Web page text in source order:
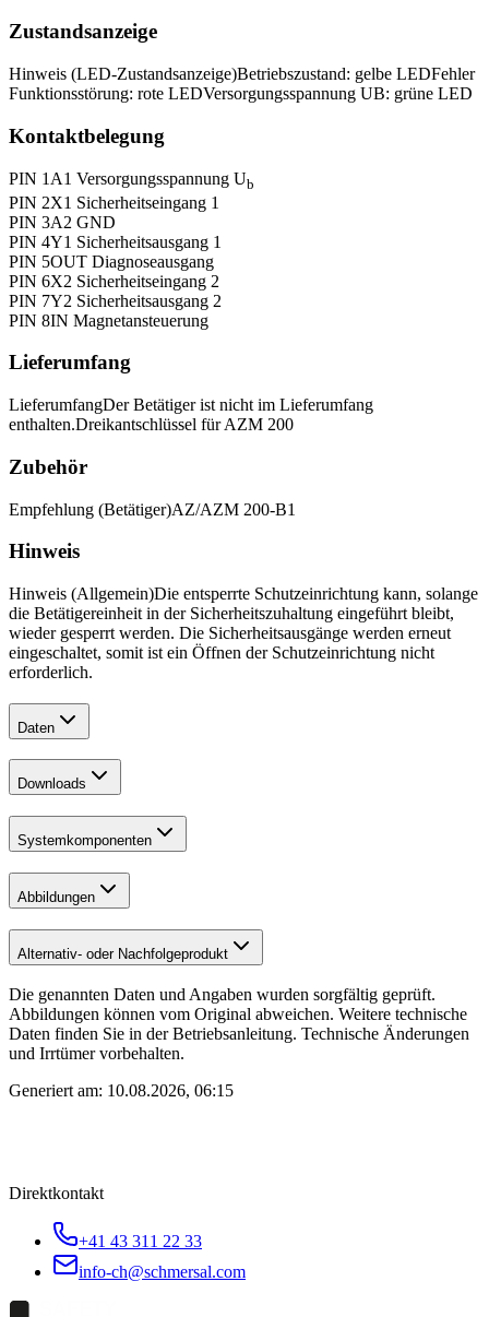
Zustandsanzeige
Hinweis (LED-Zustandsanzeige)Betriebszustand: gelbe LEDFehler
Funktionsstörung: rote LEDVersorgungsspannung UB: grüne LED
Kontaktbelegung
PIN 1 A1 Versorgungsspannung Ub
PIN 2X1 Sicherheitseingang 1
PIN 3A2 GND
PIN 4Y1 Sicherheitsausgang 1
PIN 5OUT Diagnoseausgang
PIN 6X2 Sicherheitseingang 2
PIN 7Y2 Sicherheitsausgang 2
PIN 8IN Magnetansteuerung
Lieferumfang
LieferumfangDer Betätiger ist nicht im Lieferumfang
enthalten.Dreikantschlüssel für AZM 200
Zubehör
Empfehlung (Betätiger)AZ/AZM 200-B1
Hinweis
Hinweis (Allgemein)Die entsperrte Schutzeinrichtung kann, solange
die Betätigereinheit in der Sicherheitszuhaltung eingeführt bleibt,
wieder gesperrt werden. Die Sicherheitsausgänge werden erneut
eingeschaltet, somit ist ein Öffnen der Schutzeinrichtung nicht
erforderlich.
Daten
Downloads
Systemkomponenten
Abbildungen
Alternativ- oder Nachfolgeprodukt
Die genannten Daten und Angaben wurden sorgfältig geprüft.
Abbildungen können vom Original abweichen. Weitere technische
Daten finden Sie in der Betriebsanleitung. Technische Änderungen
und Irrtümer vorbehalten.
Generiert am: 10.08.2026, 06:15
Direktkontakt
+41 43 311 22 33
info-ch@schmersal.com